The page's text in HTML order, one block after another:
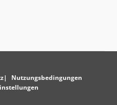
Nutzungsbedingungen